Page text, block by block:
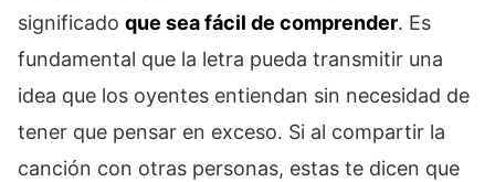
significado que sea fácil de comprender. Es
fundamental que la letra pueda transmitir una
idea que los oyentes entiendan sin necesidad de
tener que pensar en exceso. Si al compartir la
canción con otras personas, estas te dicen que